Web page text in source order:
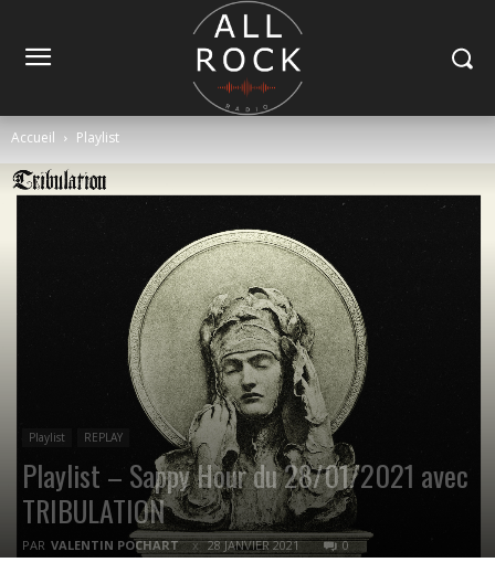
Accueil Playlist
Playlist REPLAY
Playlist – Sappy Hour du 28/01/2021 avec
TRIBULATION
PAR VALENTIN POCHART 28 JANVIER 2021 0